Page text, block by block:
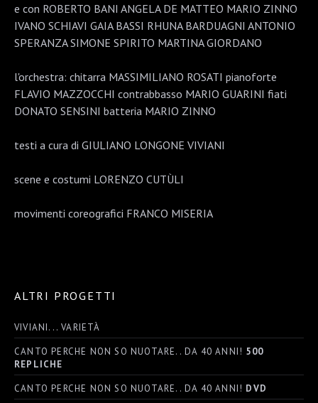
e con ROBERTO BANI ANGELA DE MATTEO MARIO ZINNO
IVANO SCHIAVI GAIA BASSI RHUNA BARDUAGNI ANTONIO
SPERANZA SIMONE SPIRITO MARTINA GIORDANO
l'orchestra: chitarra MASSIMILIANO ROSATI pianoforte
FLAVIO MAZZOCCHI contrabbasso MARIO GUARINI fiati
DONATO SENSINI batteria MARIO ZINNO
testi a cura di GIULIANO LONGONE VIVIANI
scene e costumi LORENZO CUTÙLI
movimenti coreografici FRANCO MISERIA
ALTRI PROGETTI
VIVIANI... VARIETÀ
CANTO PERCHE NON SO NUOTARE.. DA 40 ANNI! 500
REPLICHE
CANTO PERCHE NON SO NUOTARE.. DA 40 ANNI! DVD